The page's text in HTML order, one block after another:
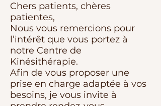
Chers patients, chères
patientes,
Nous vous remercions pour
l’intérêt que vous portez à
notre Centre de
Kinésithérapie.
Afin de vous proposer une
prise en charge adaptée à vos
besoins, je vous invite à